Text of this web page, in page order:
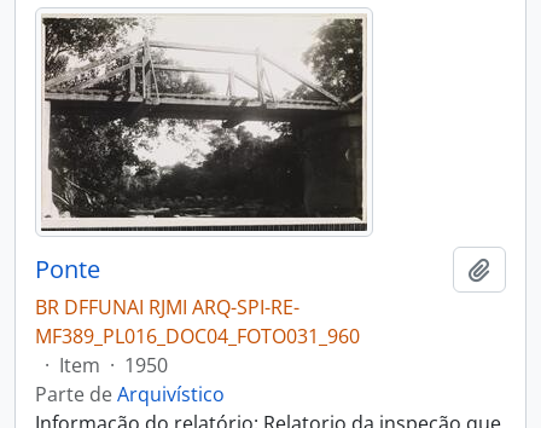
Ponte
BR DFFUNAI RJMI ARQ-SPI-RE-
MF389_PL016_DOC04_FOTO031_960
· Item · 1950
Parte deArquivístico